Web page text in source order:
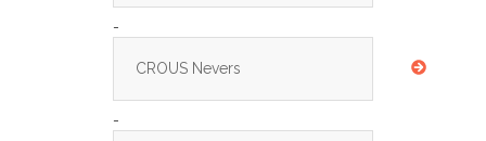
-
CROUS Nevers
-